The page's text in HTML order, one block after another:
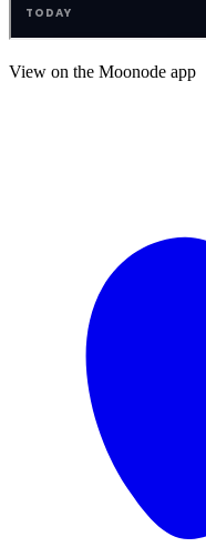
View on the Moonode app